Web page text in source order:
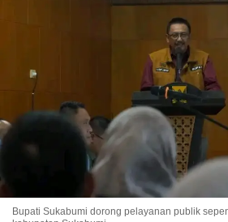
Bupati Sukabumi dorong pelayanan publik